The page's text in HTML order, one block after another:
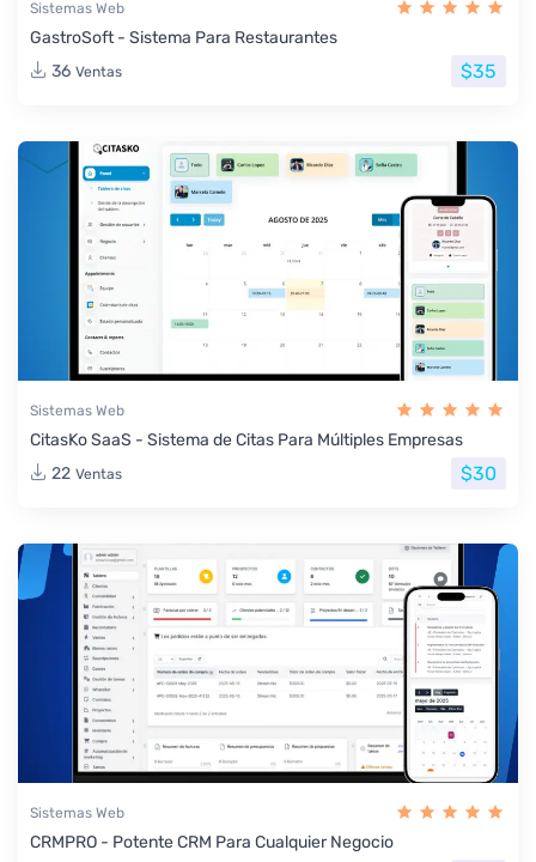
Sistemas Web
GastroSoft - Sistema Para Restaurantes
36 Ventas $35
Sistemas Web
CitasKo SaaS - Sistema de Citas Para Múltiples Empresas
22 Ventas $30
Sistemas Web
CRMPRO - Potente CRM Para Cualquier Negocio